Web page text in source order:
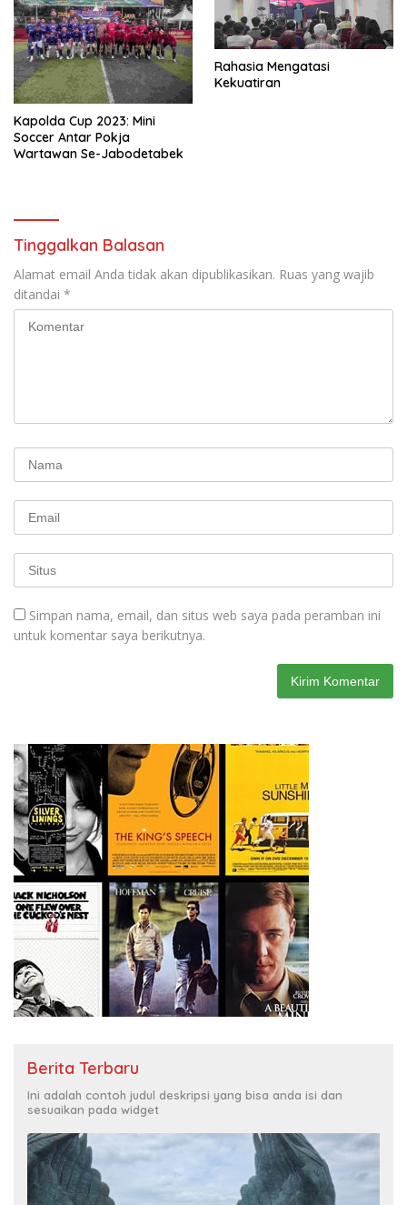
Kapolda Cup 2023: Mini
Soccer Antar Pokja
Wartawan Se-Jabodetabek
Rahasia Mengatasi
Kekuatiran
Tinggalkan Balasan
Alamat email Anda tidak akan dipublikasikan. Ruas yang wajib
ditandai *
Simpan nama, email, dan situs web saya pada peramban ini
untuk komentar saya berikutnya.
Berita Terbaru
Ini adalah contoh judul deskripsi yang bisa anda isi dan
sesuaikan pada widget